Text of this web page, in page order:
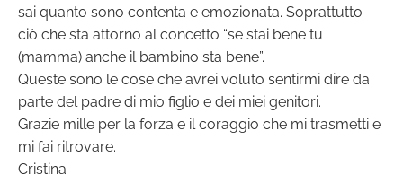
sai quanto sono contenta e emozionata. Soprattutto
ciò che sta attorno al concetto “se stai bene tu
(mamma) anche il bambino sta bene”.
Queste sono le cose che avrei voluto sentirmi dire da
parte del padre di mio figlio e dei miei genitori.
Grazie mille per la forza e il coraggio che mi trasmetti e
mi fai ritrovare.
Cristina